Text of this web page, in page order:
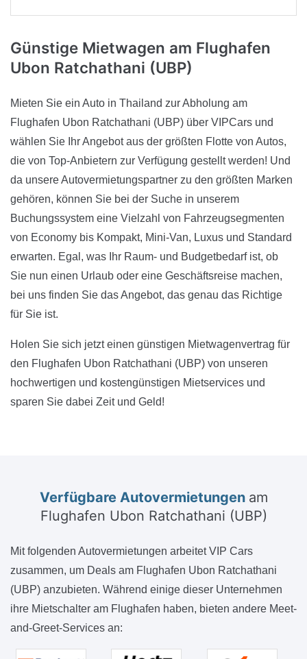
Günstige Mietwagen am Flughafen
Ubon Ratchathani (UBP)
Mieten Sie ein Auto in Thailand zur Abholung am
Flughafen Ubon Ratchathani (UBP) über VIPCars und
wählen Sie Ihr Angebot aus der größten Flotte von Autos,
die von Top-Anbietern zur Verfügung gestellt werden! Und
da unsere Autovermietungspartner zu den größten Marken
gehören, können Sie bei der Suche in unserem
Buchungssystem eine Vielzahl von Fahrzeugsegmenten
von Economy bis Kompakt, Mini-Van, Luxus und Standard
erwarten. Egal, was Ihr Raum- und Budgetbedarf ist, ob
Sie nun einen Urlaub oder eine Geschäftsreise machen,
bei uns finden Sie das Angebot, das genau das Richtige
für Sie ist.
Holen Sie sich jetzt einen günstigen Mietwagenvertrag für
den Flughafen Ubon Ratchathani (UBP) von unseren
hochwertigen und kostengünstigen Mietservices und
sparen Sie dabei Zeit und Geld!
Verfügbare Autovermietungen am
Flughafen Ubon Ratchathani (UBP)
Mit folgenden Autovermietungen arbeitet VIP Cars
zusammen, um Deals am Flughafen Ubon Ratchathani
(UBP) anzubieten. Während einige dieser Unternehmen
ihre Mietschalter am Flughafen haben, bieten andere Meet-
and-Greet-Services an: